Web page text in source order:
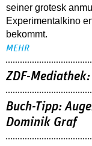
seiner grotesk
Experimentalkino
bekommt.
MEHR
ZDF-
Buch-Tipp:
Dominik Graf